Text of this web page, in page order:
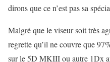
dirons que ce n’est pas sa
Malgré que le viseur soit très
regrette qu’il ne couvre que
sur le 5D MKIII ou autre 1Dx